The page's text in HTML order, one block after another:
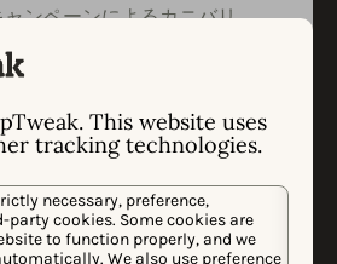
This website uses
tracking technologies.
necessary, preference,
cookies. Some cookies are
to function properly, and we
We also use preference
ャンペーンによるカニバリ
防衛キャンペーンの効率性
威、拡大機会を明らかにす
がアプリのダウンロード数
るリフトを測定する、カス
サイエンス分析。